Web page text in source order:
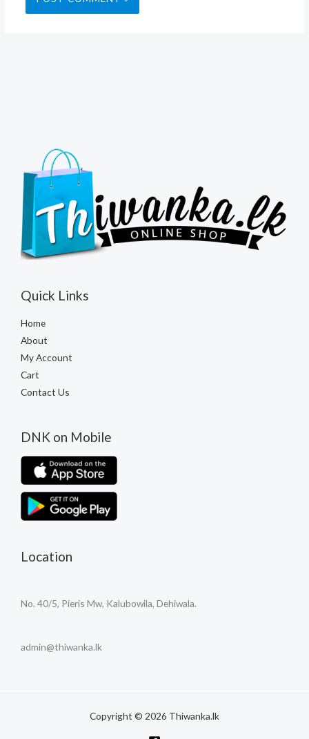
Quick Links
Home
About
My Account
Cart
Contact Us
DNK on Mobile
Location
No. 40/5, Pieris Mw, Kalubowila, Dehiwala.
admin@thiwanka.lk
Copyright © 2026 Thiwanka.lk